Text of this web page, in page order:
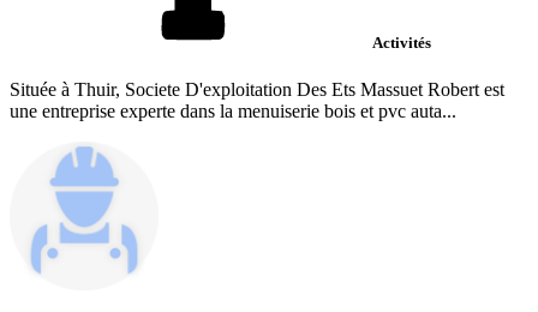
Activités
Située à Thuir, Societe D'exploitation Des Ets Massuet Robert est
une entreprise experte dans la menuiserie bois et pvc auta...